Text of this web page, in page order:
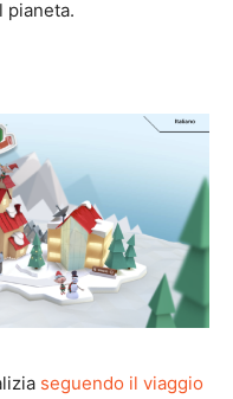
pianeta.
seguendo il viaggio